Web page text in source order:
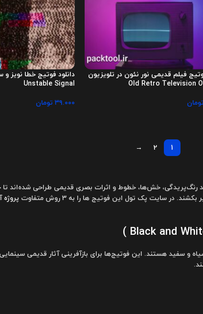
فیلم قدیمی نور نئون در تلویزیون
Old Retro Television
تومان
Unstable Signal
۳۹.۰۰۰ تومان
1
2
→
رنگ‌پریدگی، خش‌ها، خطوط و اثرات بصری قدیمی طراحی شده‌اند
پروژه
سفید هستند. این فوتیج‌ها برای بازآفرینی آثار قدیمی سینمایی